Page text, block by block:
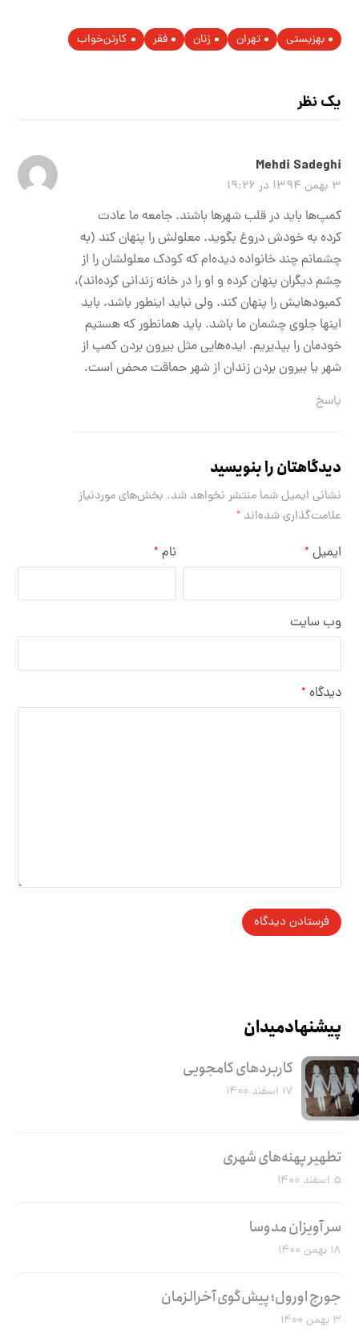
بهزیستی تهران زنان فقر کارتن‌خواب‌
یک نظر
Mehdi Sadeghi
۳ بهمن ۱۳۹۴ در ۱۹:۲۶
کمپ‌ها باید در قلب شهرها باشند. جامعه ما عادت
کرده به خودش دروغ بگوید. معلولش را پنهان کند (به
چشمانم چند خانواده دیده‌ام که کودک معلولشان را از
چشم دیگران پنهان کرده و او را در خانه زندانی کرده‌اند)،
کمبودهایش را پنهان کند. ولی نباید اینطور باشد. باید
اینها جلوی چشمان ما باشد. باید همانطور که هستیم
خودمان را بپذیریم. ایده‌هایی مثل بیرون بردن کمپ از
شهر یا بیرون بردن زندان از شهر حماقت محض است.
پاسخ
دیدگاهتان را بنویسید
نشانی ایمیل شما منتشر نخواهد شد. بخش‌های موردنیاز
علامت‌گذاری شده‌اند*
نام * ایمیل *
وب‌ سایت
دیدگاه *
پیشنهاد میدان
کاربرد‌های کامجویی
۱۷ اسفند ۱۴۰۰
تطهیر پهنه‌های شهری
۵ اسفند ۱۴۰۰
سر آویزان مدوسا
۱۸ بهمن ۱۴۰۰
جورج اورول؛ پیش‌گوی آخرالزمان
۳ بهمن ۱۴۰۰